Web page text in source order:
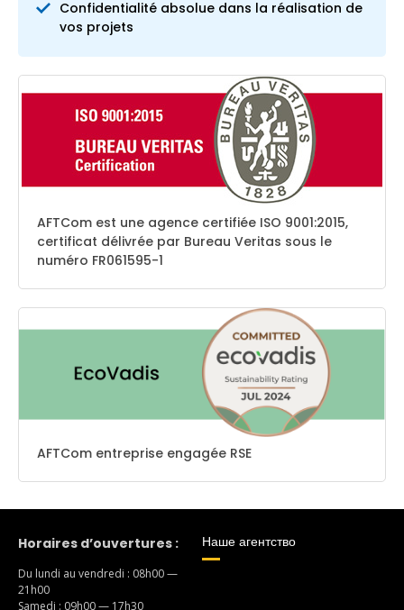
Confidentialité absolue dans la réalisation de
vos projets
AFTCom est une agence certifiée ISO 9001:2015,
certificat délivrée par Bureau Veritas sous le
numéro FR061595-1
AFTCom entreprise engagée RSE
Horaires d’ouvertures :
Du lundi au vendredi : 08h00 —
21h00
Samedi : 09h00 — 17h30
Наше агентство